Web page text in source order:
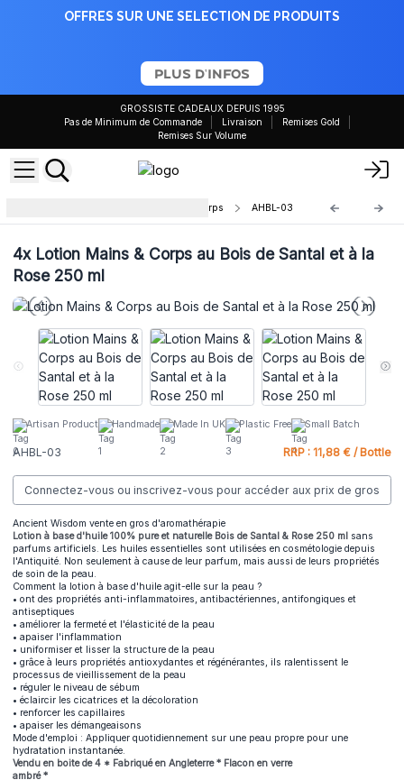
OFFRES SUR UNE SELECTION DE PRODUITS
PLUS D'INFOS
GROSSISTE CADEAUX DEPUIS 1995
Pas de Minimum de Commande
Livraison
Remises Gold
Remises Sur Volume
Lotion Aromathérapie Mains et Corps AHBL-03
4xLotion Mains & Corps au Bois de Santal et à la
Rose 250 ml
Artisan Product Handmade Made In UK Plastic Free Small Batch
AHBL-03 RRP : 11,88 € / Bottle
Connectez-vous ou inscrivez-vous pour accéder aux prix de gros
Ancient Wisdom vente en gros d'aromathérapie
Lotion à base d'huile 100% pure et naturelle Bois de Santal & Rose 250 ml sans
parfums artificiels. Les huiles essentielles sont utilisées en cosmétologie depuis
l'Antiquité. Non seulement à cause de leur parfum, mais aussi de leurs propriétés
de soin de la peau.
Comment la lotion à base d'huile agit-elle sur la peau ?
• ont des propriétés anti-inflammatoires, antibactériennes, antifongiques et
antiseptiques
• améliorer la fermeté et l'élasticité de la peau
• apaiser l'inflammation
• uniformiser et lisser la structure de la peau
• grâce à leurs propriétés antioxydantes et régénérantes, ils ralentissent le
processus de vieillissement de la peau
• réguler le niveau de sébum
• éclaircir les cicatrices et la décoloration
• renforcer les capillaires
• apaiser les démangeaisons
Mode d'emploi : Appliquer quotidiennement sur une peau propre pour une
hydratation instantanée.
Vendu en boite de 4 * Fabriqué en Angleterre * Flacon en verre
ambré *